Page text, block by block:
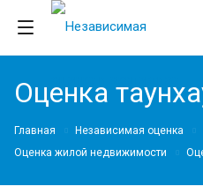
Оценка
Главная Независимая оценка
Оценка жилой недвижимости